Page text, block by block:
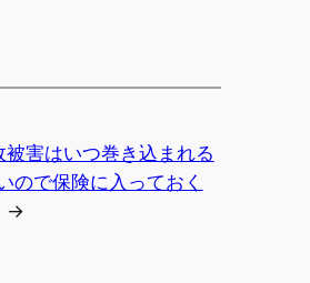
被害はいつ巻き込まれる
ので保険に入っておく
→